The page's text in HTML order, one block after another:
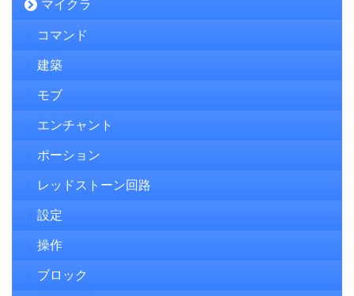
マイクラ
コマンド
建築
モブ
エンチャント
ポーション
レッドストーン回路
設定
操作
ブロック